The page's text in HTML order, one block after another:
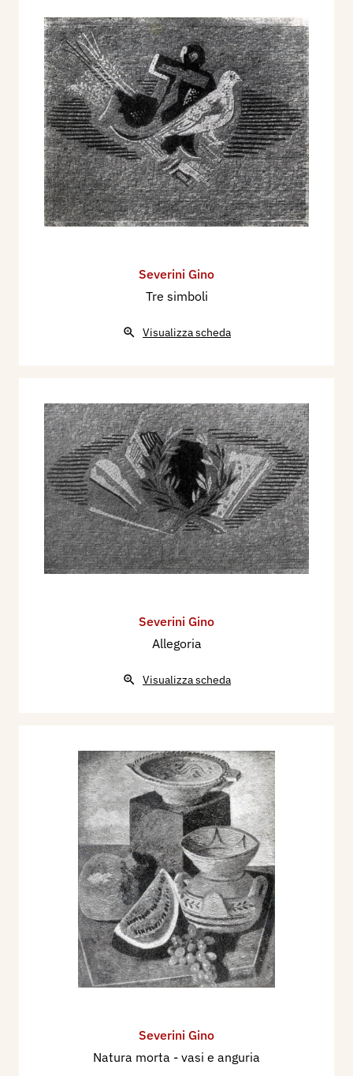
Severini Gino
Tre simboli
Visualizza scheda
Severini Gino
Allegoria
Visualizza scheda
Severini Gino
Natura morta - vasi e anguria